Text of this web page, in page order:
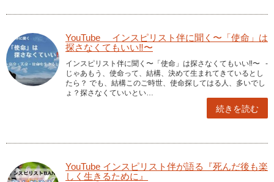
YouTube インスピリスト伴に聞く〜「使命」は
探さなくてもいい‼︎〜
インスピリスト伴に聞く〜「使命」は探さなくてもいい‼︎〜 -
じゃあもう、使命って、結構、決めて生まれてきているとし
たら？ でも、結構このご時世、使命探してはる人、多いでし
ょ？探さなくていいとい…
続きを読む
YouTube インスピリスト伴が語る『死んだ後も楽
しく生きるために』